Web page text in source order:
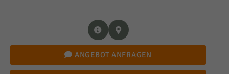
ANGEBOT ANFRAGEN